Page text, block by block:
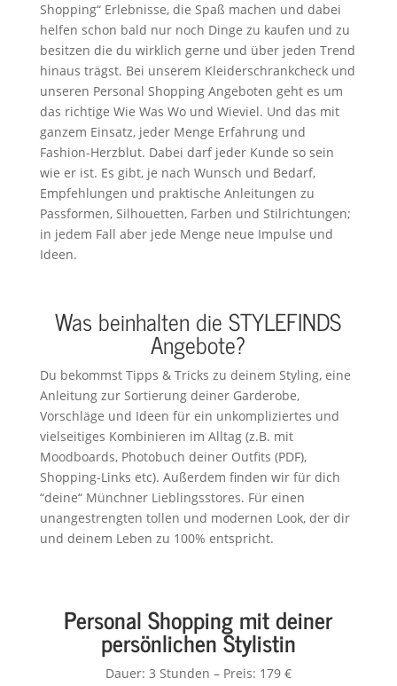
Shopping“ Erlebnisse, die Spaß machen und dabei
helfen schon bald nur noch Dinge zu kaufen und zu
besitzen die du wirklich gerne und über jeden Trend
hinaus trägst. Bei unserem Kleiderschrankcheck und
unseren Personal Shopping Angeboten geht es um
das richtige Wie Was Wo und Wieviel. Und das mit
ganzem Einsatz, jeder Menge Erfahrung und
Fashion-Herzblut. Dabei darf jeder Kunde so sein
wie er ist. Es gibt, je nach Wunsch und Bedarf,
Empfehlungen und praktische Anleitungen zu
Passformen, Silhouetten, Farben und Stilrichtungen;
in jedem Fall aber jede Menge neue Impulse und
Ideen.
Was beinhalten die STYLEFINDS
Angebote?
Du bekommst Tipps & Tricks zu deinem Styling, eine
Anleitung zur Sortierung deiner Garderobe,
Vorschläge und Ideen für ein unkompliziertes und
vielseitiges Kombinieren im Alltag (z.B. mit
Moodboards, Photobuch deiner Outfits (PDF),
Shopping-Links etc). Außerdem finden wir für dich
“deine“ Münchner Lieblingsstores. Für einen
unangestrengten tollen und modernen Look, der dir
und deinem Leben zu 100% entspricht.
Personal Shopping mit deiner
persönlichen Stylistin
Dauer: 3 Stunden – Preis: 179 €